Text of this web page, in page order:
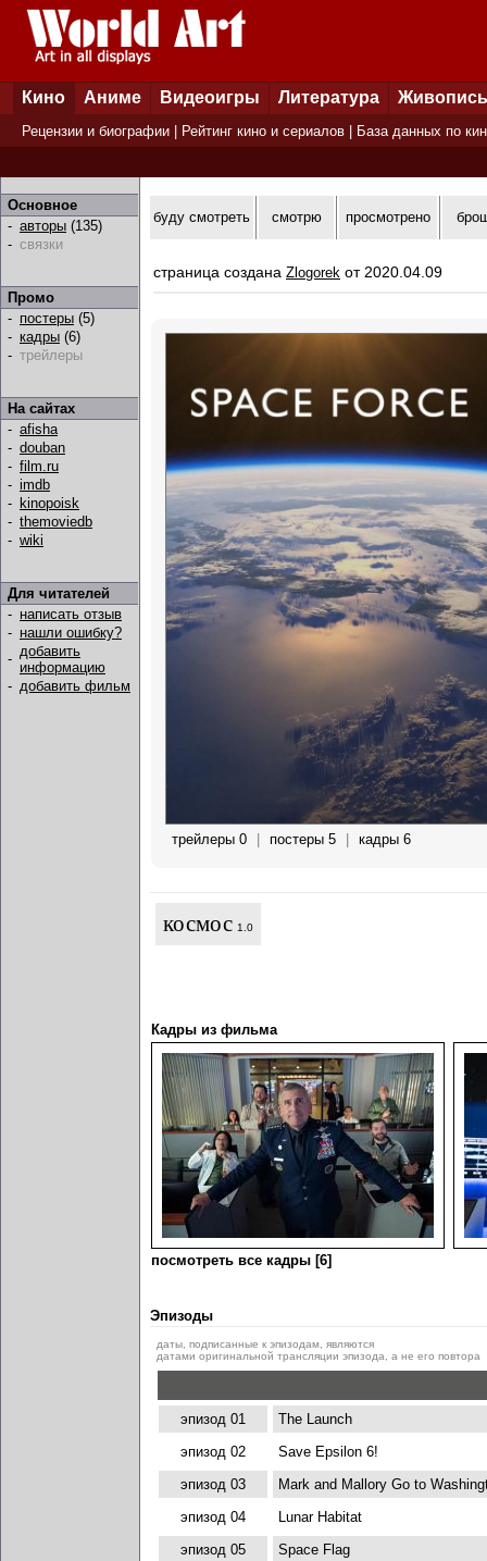
Кино Аниме Видеоигры Литература Живопись
Рецензии и биографии Рейтинг кино и сериалов База данных по
Основное
- авторы (135)
- связки
Промо
- постеры (5)
- кадры (6)
- трейлеры
На сайтах
- afisha
- douban
- film.ru
- imdb
- kinopoisk
- themoviedb
- wiki
Для читателей
- написать отзыв
- нашли ошибку?
- добавить
информацию
- добавить фильм
буду смотреть смотрю просмотрено
страница создана Zlogorek от 2020.04.09
трейлеры 0 постеры 5 кадры 6
космос 1.0
Кадры из фильма
посмотреть все кадры [6]
Эпизоды
даты, подписанные к эпизодам, являются
датами оригинальной трансляции эпизода, а не его повтора
эпизод 01
The Launch
эпизод 02
Save Epsilon 6!
эпизод 03
Mark and Mallory Go to
эпизод 04
Lunar Habitat
эпизод 05
Space Flag